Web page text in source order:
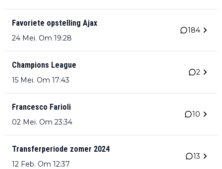
Favoriete opstelling Ajax
24 Mei. Om 19:28
184
Champions League
15 Mei. Om 17:43
2
Francesco Farioli
02 Mei. Om 23:34
10
Transferperiode zomer 2024
12 Feb. Om 12:37
13